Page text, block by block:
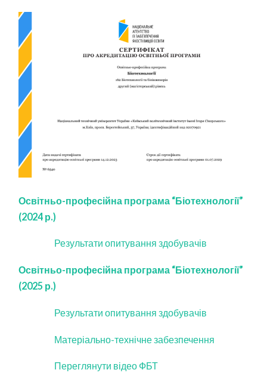
Освітньо-професійна програма “Біотехнології”
(2024 р.)
Результати опитування здобувачів
Освітньо-професійна програма “Біотехнології”
(2025 р.)
Результати опитування здобувачів
Матеріально-технічне забезпечення
Переглянути відео ФБТ